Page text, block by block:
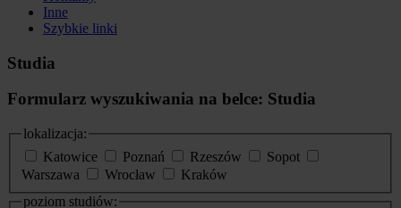
Inne
Szybkie linki
Studia
Formularz wyszukiwania na belce: Studia
lokalizacja:
Katowice
Poznań Rzeszów
Sopot
Warszawa
Wrocław
Kraków
poziom studiów: